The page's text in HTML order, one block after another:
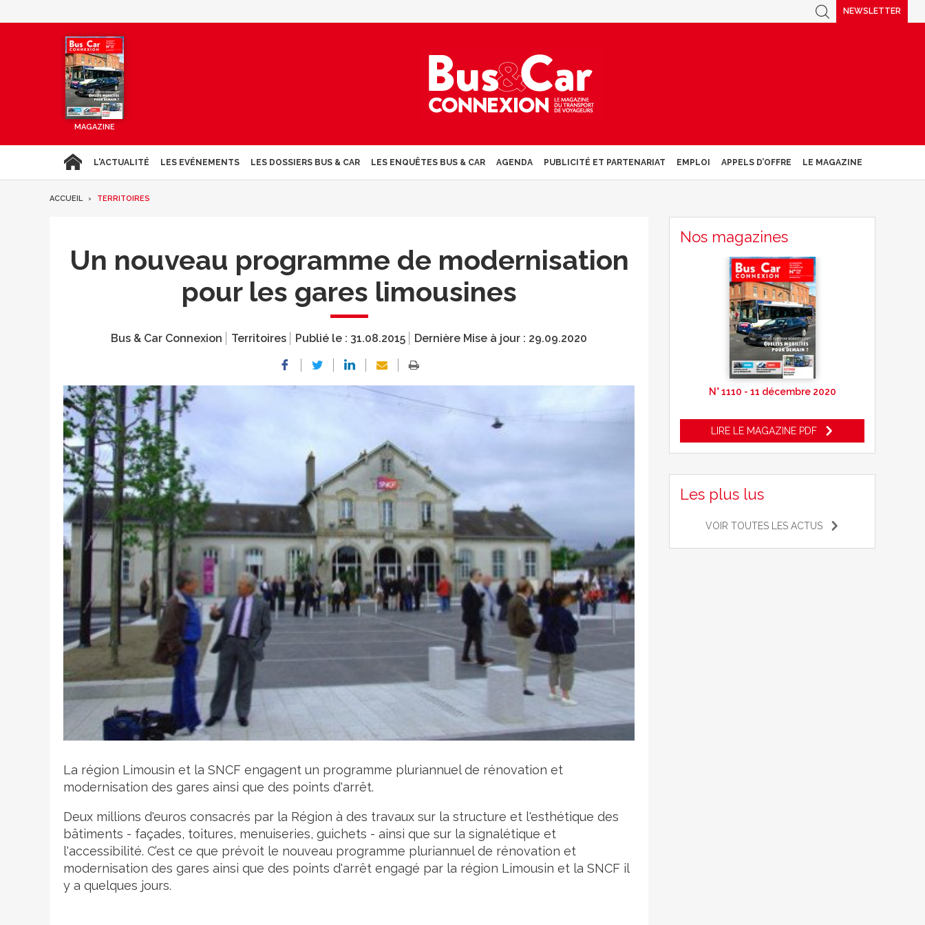
NEWSLETTER
MAGAZINE
L'ACTUALITÉ LES EVÉNEMENTS LES DOSSIERS BUS & CAR LES ENQUÊTES BUS & CAR AGENDA PUBLICITÉ ET PARTENARIAT EMPLOI APPELS D’OFFRE LE MAGAZINE
ACCUEIL TERRITOIRES
Un nouveau programme de modernisation
pour les gares limousines
Bus & Car Connexion Territoires Publié le : 31.08.2015 Dernière Mise à jour : 29.09.2020
Crédit photo
La région Limousin et la SNCF engagent un programme pluriannuel de rénovation et
modernisation des gares ainsi que des points d'arrêt.
Deux millions d'euros consacrés par la Région à des travaux sur la structure et l'esthétique des
bâtiments - façades, toitures, menuiseries, guichets - ainsi que sur la signalétique et
l'accessibilité. C’est ce que prévoit le nouveau programme pluriannuel de rénovation et
modernisation des gares ainsi que des points d'arrêt engagé par la région Limousin et la SNCF il
y a quelques jours.
Nos magazines
N° 1110 - 11 décembre 2020
LIRE LE MAGAZINE PDF
Les plus lus
VOIR TOUTES LES ACTUS